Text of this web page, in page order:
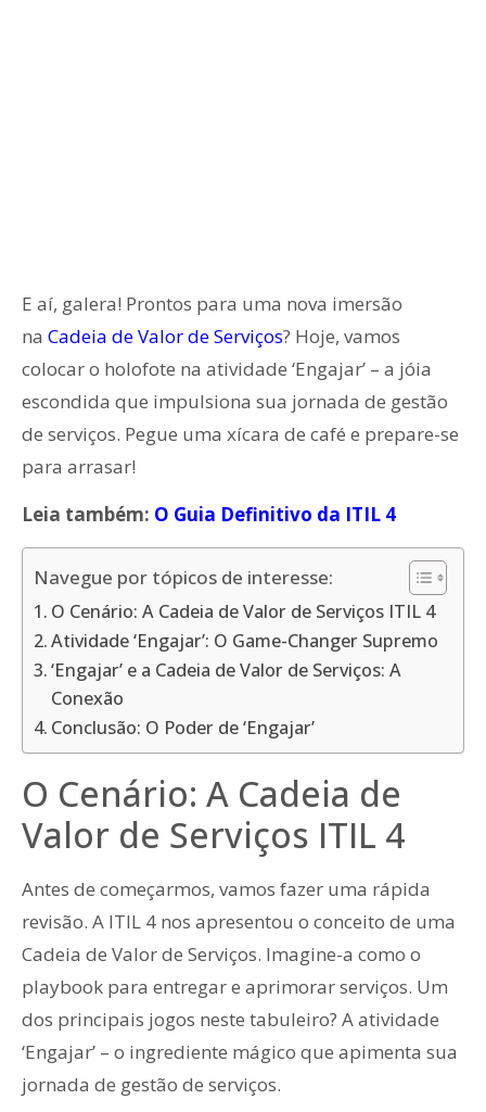
E aí, galera! Prontos para uma nova imersão
na Cadeia de Valor de Serviços? Hoje, vamos
colocar o holofote na atividade ‘Engajar’ – a jóia
escondida que impulsiona sua jornada de gestão
de serviços. Pegue uma xícara de café e prepare-se
para arrasar!
Leia também: O Guia Definitivo da ITIL 4
Navegue por tópicos de interesse:
O Cenário: A Cadeia de Valor de Serviços ITIL 4
Atividade ‘Engajar’: O Game-Changer Supremo
‘Engajar’ e a Cadeia de Valor de Serviços: A
Conexão
Conclusão: O Poder de ‘Engajar’
O Cenário: A Cadeia de
Valor de Serviços ITIL 4
Antes de começarmos, vamos fazer uma rápida
revisão. A ITIL 4 nos apresentou o conceito de uma
Cadeia de Valor de Serviços. Imagine-a como o
playbook para entregar e aprimorar serviços. Um
dos principais jogos neste tabuleiro? A atividade
‘Engajar’ – o ingrediente mágico que apimenta sua
jornada de gestão de serviços.